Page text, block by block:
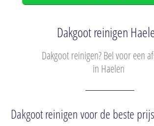
Dakgoot reinigen
Dakgoot reinigen? Bel voor een
in Haelen
Dakgoot reinigen voor de beste